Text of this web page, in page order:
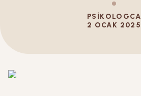
PSIKOLOGCA
2 OCAK 2025